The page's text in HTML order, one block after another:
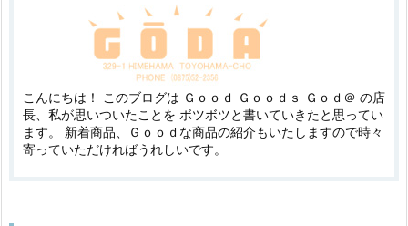
こんにちは！ このブログは Ｇｏｏｄ Ｇｏｏｄｓ Ｇｏｄ＠ の店
長、私が思いついたことを ボツボツと書いていきたと思ってい
ます。 新着商品、Ｇｏｏｄな商品の紹介もいたしますので時々
寄っていただければうれしいです。